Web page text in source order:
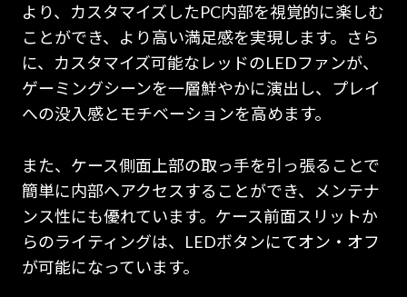
より、カスタマイズしたPC内部を視覚的に楽しむ
ことができ、より高い満足感を実現します。さら
に、カスタマイズ可能なレッドのLEDファンが、
ゲーミングシーンを一層鮮やかに演出し、プレイ
への没入感とモチベーションを高めます。
また、ケース側面上部の取っ手を引っ張ることで
簡単に内部へアクセスすることができ、メンテナ
ンス性にも優れています。ケース前面スリットか
らのライティングは、LEDボタンにてオン・オフ
が可能になっています。